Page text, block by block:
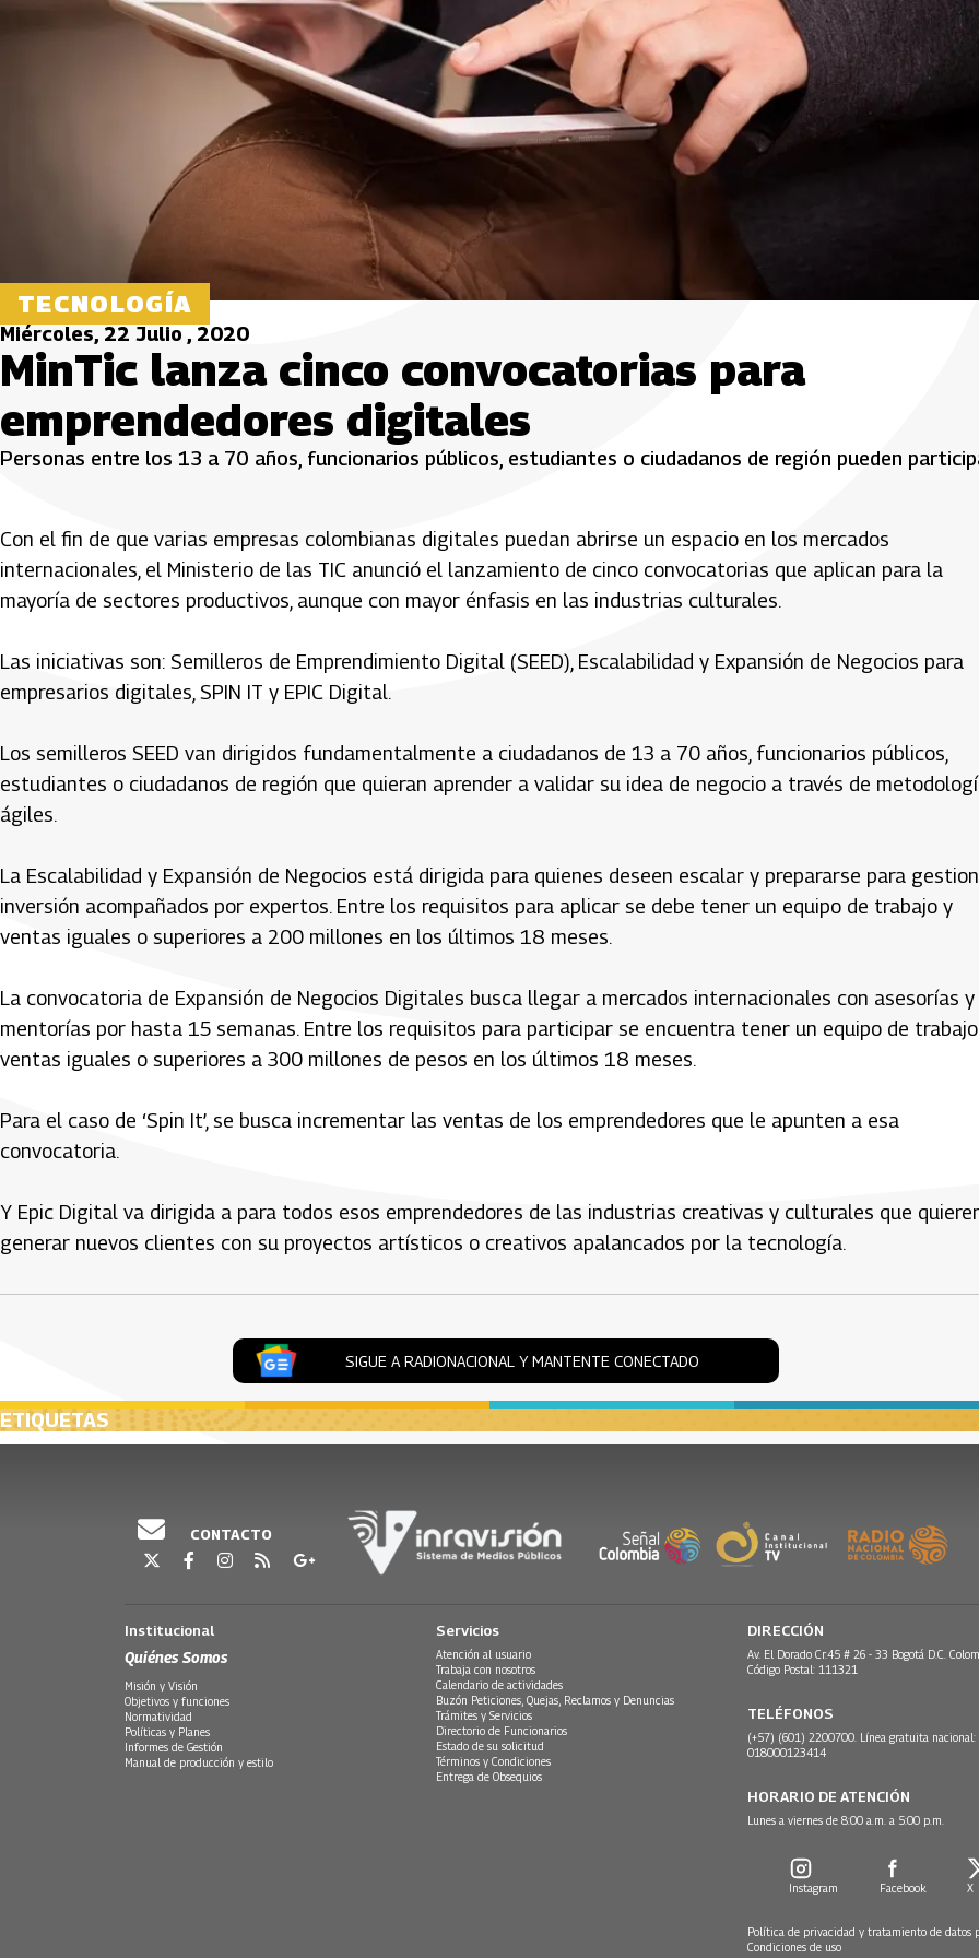
TECNOLOGÍA
Miércoles, 22 Julio , 2020
MinTic lanza cinco convocatorias para
emprendedores digitales
Personas entre los 13 a 70 años, funcionarios públicos, estudiantes o ciudadanos de región pueden
Con el fin de que varias empresas colombianas digitales puedan abrirse un espacio en los mercados
internacionales, el Ministerio de las TIC anunció el lanzamiento de cinco convocatorias que aplican para la
mayoría de sectores productivos, aunque con mayor énfasis en las industrias culturales.
Las iniciativas son: Semilleros de Emprendimiento Digital (SEED), Escalabilidad y Expansión de Negocios para
empresarios digitales, SPIN IT y EPIC Digital.
Los semilleros SEED van dirigidos fundamentalmente a ciudadanos de 13 a 70 años, funcionarios públicos,
estudiantes o ciudadanos de región que quieran aprender a validar su idea de negocio a través de
ágiles.
La Escalabilidad y Expansión de Negocios está dirigida para quienes deseen escalar y prepararse para
inversión acompañados por expertos. Entre los requisitos para aplicar se debe tener un equipo de trabajo y
ventas iguales o superiores a 200 millones en los últimos 18 meses.
La convocatoria de Expansión de Negocios Digitales busca llegar a mercados internacionales con asesorías y
mentorías por hasta 15 semanas. Entre los requisitos para participar se encuentra tener un equipo de
ventas iguales o superiores a 300 millones de pesos en los últimos 18 meses.
Para el caso de ‘Spin It’, se busca incrementar las ventas de los emprendedores que le apunten a esa
convocatoria.
Y Epic Digital va dirigida a para todos esos emprendedores de las industrias creativas y culturales que
generar nuevos clientes con su proyectos artísticos o creativos apalancados por la tecnología.
SIGUE A RADIONACIONAL Y MANTENTE CONECTADO
ETIQUETAS
CONTACTO
Institucional
Quiénes Somos
Misión y Visión
Objetivos y funciones
Normatividad
Políticas y Planes
Informes de Gestión
Manual de producción y estilo
Servicios
Atención al usuario
Trabaja con nosotros
Calendario de actividades
Buzón Peticiones, Quejas, Reclamos y Denuncias
Trámites y Servicios
Directorio de Funcionarios
Estado de su solicitud
Términos y Condiciones
Entrega de Obsequios
DIRECCIÓN
Av. El Dorado Cr.45 # 26 - 33 Bogotá D.C.
Código Postal: 111321
TELÉFONOS
(+57) (601) 2200700. Línea gratuita nacional:
018000123414
HORARIO DE ATENCIÓN
Lunes a viernes de 8:00 a.m. a 5:00 p.m.
Instagram Facebook X
Política de privacidad y tratamiento de datos
Condiciones de uso